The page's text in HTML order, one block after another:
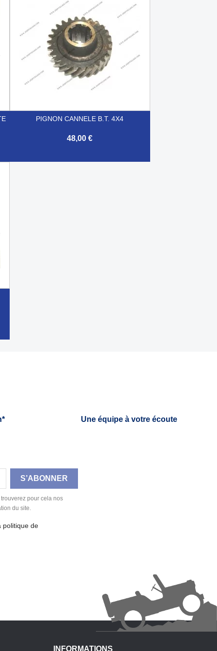
PIGNON CANNELE B.T. 4X4
48,00 €
Une équipe à votre écoute
pour cela nos
du site.
politique de
INFORMATIONS